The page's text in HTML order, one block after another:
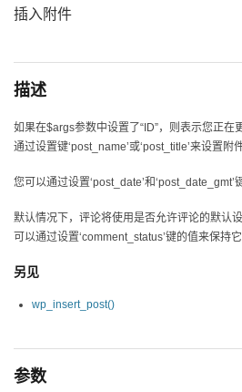
插入附件
描述
如果在$args参数中设置了“ID”，则表示您正在
通过设置键‘post_name’或‘post_title’来设置附
您可以通过设置‘post_date’和‘post_date_gmt’
默认情况下，评论将使用是否允许评论的默认
可以通过设置‘comment_status’键的值来保持它
另见
wp_insert_post()
参数